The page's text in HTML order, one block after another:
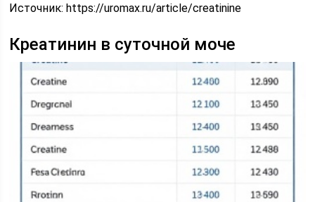
Источник:https://uromax.ru/article/creatinine
Креатинин в суточной моче